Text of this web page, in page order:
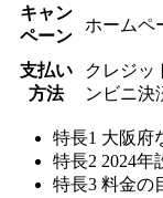
キャン
ペーン
ホームペ
支払い
方法
クレジッ
ンビニ決
特長1 大阪府
特長2 2024年
特長3 料金の